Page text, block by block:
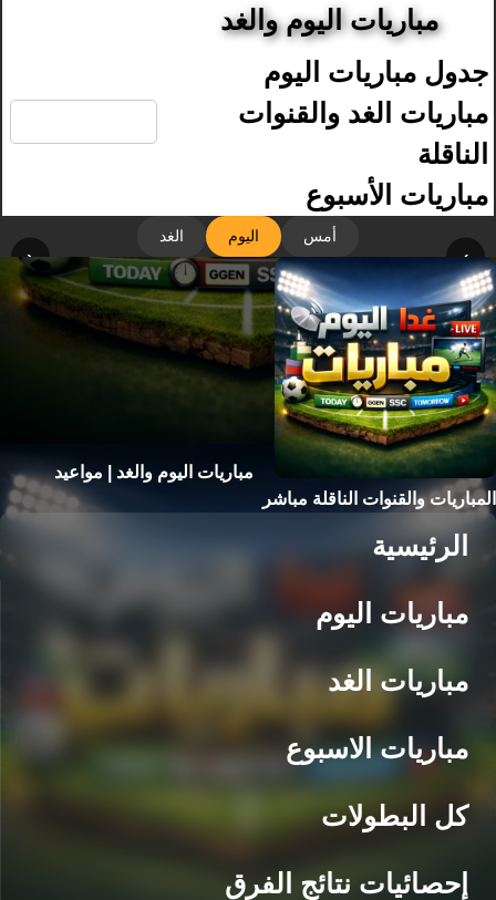
مباريات اليوم والغد
جدول مباريات اليوم
مباريات الغد والقنوات
الناقلة
مباريات الأسبوع
أمس اليوم الغد
‹ ›
مباريات اليوم والغد | مواعيد
المباريات والقنوات الناقلة مباشر
الرئيسية
مباريات اليوم
مباريات الغد
مباريات الاسبوع
كل البطولات
إحصائيات نتائج الفرق